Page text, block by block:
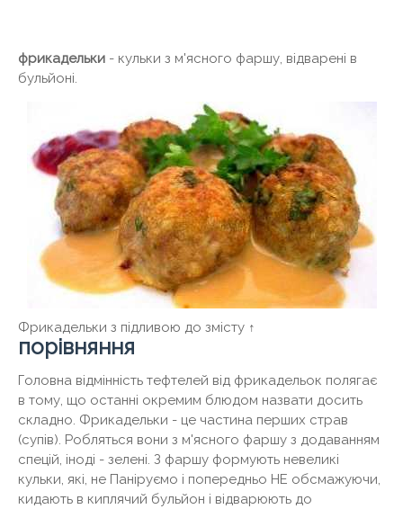
фрикадельки - кульки з м'ясного фаршу, відварені в
бульйоні.
Фрикадельки з підливою до змісту ↑
порівняння
Головна відмінність тефтелей від фрикадельок полягає
в тому, що останні окремим блюдом назвати досить
складно. Фрикадельки - це частина перших страв
(супів). Робляться вони з м'ясного фаршу з додаванням
спецій, іноді - зелені. З фаршу формують невеликі
кульки, які, не Паніруємо і попередньо НЕ обсмажуючи,
кидають в киплячий бульйон і відварюють до